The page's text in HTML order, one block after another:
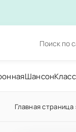
Шансон
Главная страница